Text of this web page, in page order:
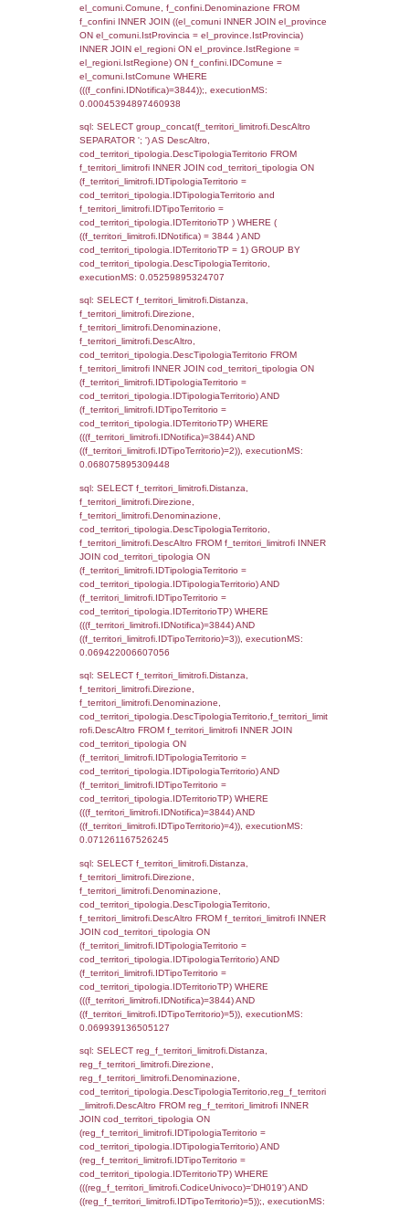
el_regioni_1.Regione as RegioneSL FROM
(((((a1_stabilimento LEFT JOIN el_comuni
a1_stabilimento.ComuneStab =
LEFT JOIN el_province ON
= el_province.IstProvincia) LEFT JOIN
LEFT JOIN el_comuni AS el_comuni_1 ON
a1_stabilimento.IstComuneSL =
LEFT JOIN el_province AS el_province_1
a1_stabilimento.IstProvinciaSL =
el_province_1.IstProvincia) LEFT JOIN
el_regioni_1 ON
el_regioni_1.IstRegione where
executionMS: 0.0004889965057373
sql: SELECT a2p.Cognome, a2p.Nome
a2_ruolipersonale a2rp INNER JOIN
a2rp.IDPersonale = a2p.IDPersonale
(((a2p.IDNotifica)=3844) AND
executionMS: 0.0029840469360352
sql: SELECT a2p.Cognome, a2p.Nome
a2_ruolipersonale a2rp INNER JOIN
(((a2p.IDNotifica)=3844) AND
executionMS: 0.0024800300598145
sql: SELECT cod_ipa_aoo.des_amm,
d1_controlli.UntAmmTerr,
d1_controlli.Regione, d1_controlli.Provincia,
d1_controlli.Comune, d1_controlli.Via,
d1_controlli.Email, d1_controlli.Pec FROM
d1_controlli.UntAmmTerr where
executionMS: 0.021772861480713
sql: SELECT * FROM d2_autorizzazioni
IDNotifica=3844, executionMS:
sql: SELECT Ispezione, IDArticoloComma,
StatoIspezione,
'%d/%m/%Y') as DataApertura,
DATE_FORMAT(DataChiusura, '%d/%m/
DataChiusura,
'%d/%m/%Y') as DataUltimoPIR FROM
WHERE (((d3_ispezioni.IDNotifica)=3844)),
0.00042200088500977
sql: SELECT el_nazioni.DescIT,
FROM f_confini_stato INNER JOIN
f_confini_stato.IDStato = el_nazioni.IDStato
f_confini_stato.IDNotifica = 3844;,
0.00034213066101074
sql: SELECT el_regioni.Regione,
el_comuni.Comune,
f_confini INNER JOIN ((el_comuni INNER
ON el_comuni.IstProvincia =
INNER JOIN el_regioni ON